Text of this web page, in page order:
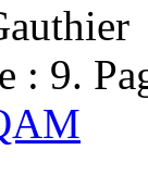
: 9.